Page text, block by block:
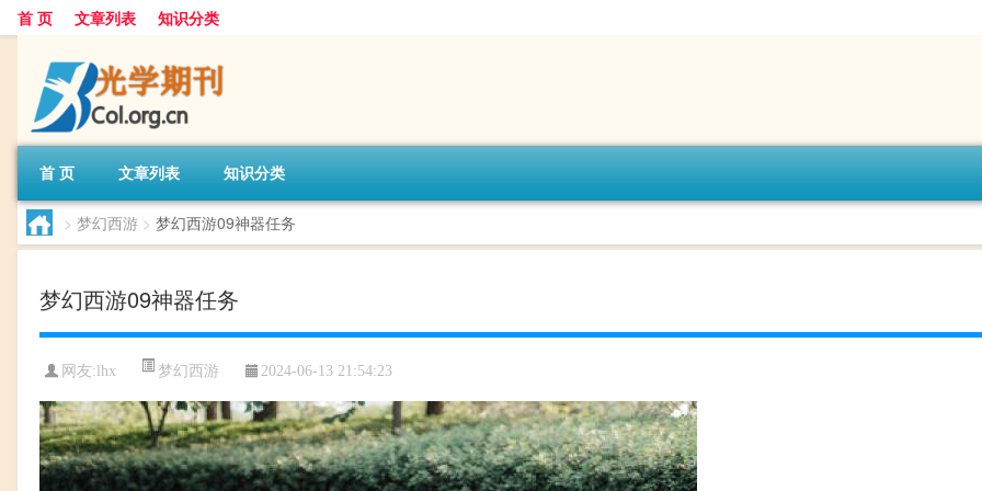
首 页 文章列表 知识分类
首 页 文章列表 知识分类
> 梦幻西游 > 梦幻西游09神器任务
梦幻西游09神器任务
网友:lhx 梦幻西游 2024-06-13 21:54:23